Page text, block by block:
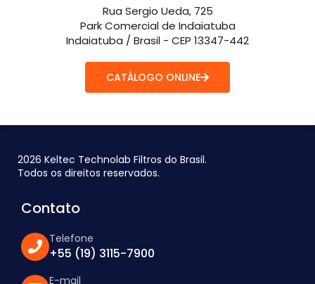
Rua Sergio Ueda, 725
Park Comercial de Indaiatuba
Indaiatuba / Brasil - CEP 13347-442
CATÁLOGO ONLINE
2026 Keltec Technolab Filtros do Brasil.
Todos os direitos reservados.
Contato
Telefone
+55 (19) 3115-7900
E-mail